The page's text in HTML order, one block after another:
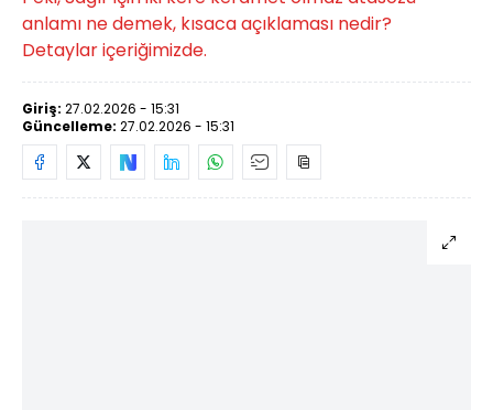
anlamı ne demek, kısaca açıklaması nedir?
Detaylar içeriğimizde.
Giriş: 27.02.2026 - 15:31
Güncelleme: 27.02.2026 - 15:31